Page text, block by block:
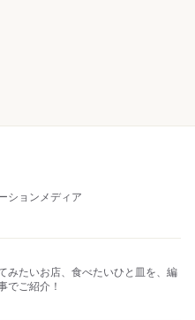
ションメディア
みたいお店、食べたいひと皿を、編
でご紹介！